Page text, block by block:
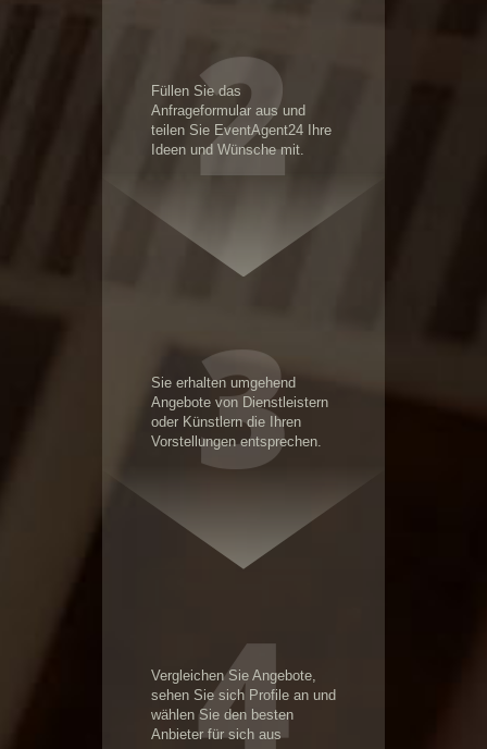
2
Füllen Sie das
Anfrageformular aus und
teilen Sie EventAgent24 Ihre
Ideen und Wünsche mit.
3
Sie erhalten umgehend
Angebote von Dienstleistern
oder Künstlern die Ihren
Vorstellungen entsprechen.
4
Vergleichen Sie Angebote,
sehen Sie sich Profile an und
wählen Sie den besten
Anbieter für sich aus